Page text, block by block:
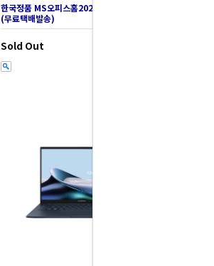
한국정품 MS오피스홈2024 영구사용 제품키
(무료택배발송)
Sold Out